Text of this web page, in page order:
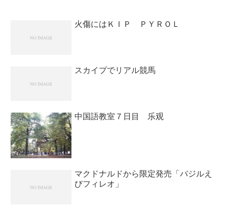
火傷にはＫＩＰ ＰＹＲＯＬ
スカイプでリアル競馬
中国語教室７日目 乐观
マクドナルドから限定発売「バジルえ
びフィレオ」